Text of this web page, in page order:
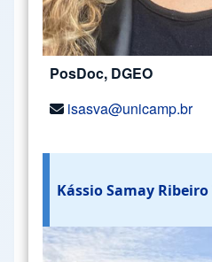
PosDoc, DGEO
isasva@unicamp.br
Kássio Samay Ribeiro